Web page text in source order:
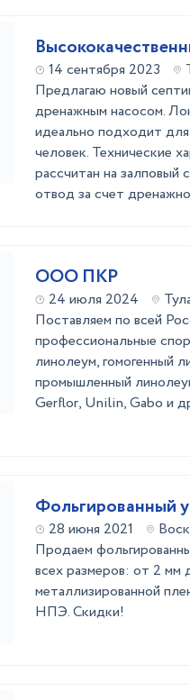
14 сентября 2023
Предлагаю новый
дренажным насосом.
идеально подходит
человек. Технические
рассчитан на
отвод за счет
ООО ПКР
24 июля 2024
Поставляем по всей
профессиональные
линолеум, гомогенный
промышленный
Gerflor, Unilin, Gabo и
Фольгированный
28 июня 2021
Продаем
всех размеров: от 2
металлизированной
НПЭ. Скидки!